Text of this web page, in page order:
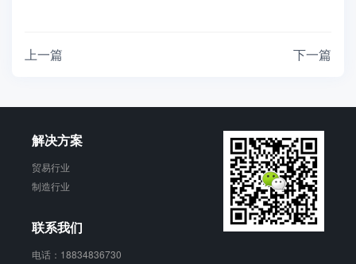
上一篇 下一篇
解决方案
贸易行业
制造行业
联系我们
电话：18834836730